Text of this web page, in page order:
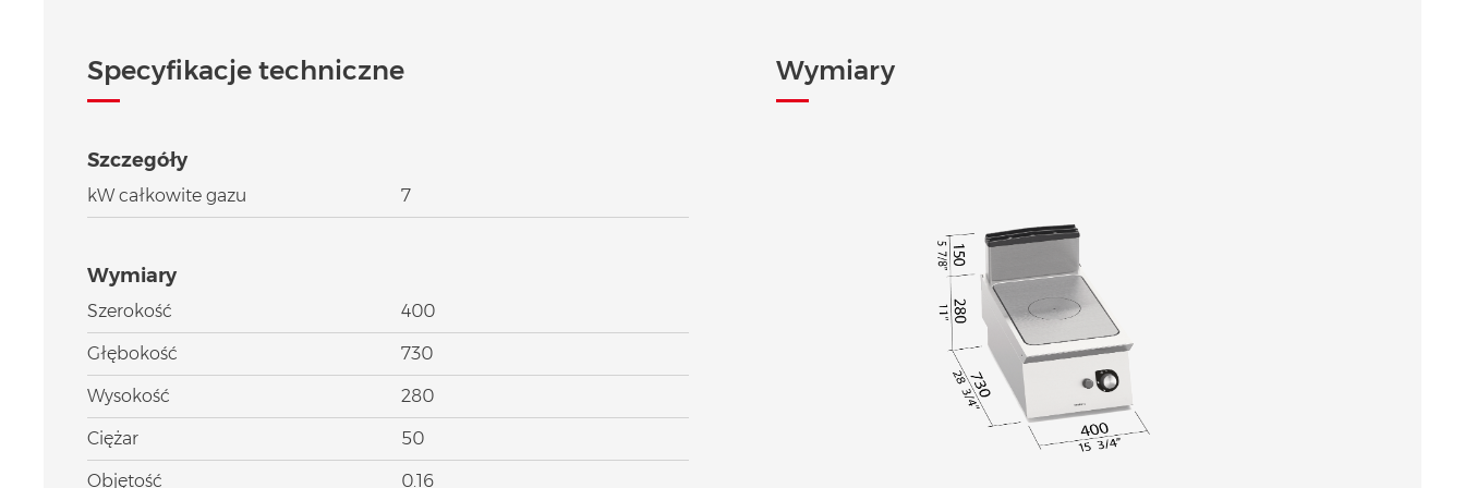
Specyfikacje techniczne
Szczegóły
kW całkowite gazu 7
Wymiary
Szerokość 400
Głębokość 730
Wysokość 280
Ciężar 50
Objętość 0.16
Wymiary